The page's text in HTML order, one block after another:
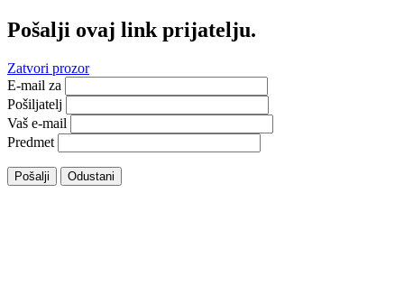
Pošalji ovaj link prijatelju.
Zatvori prozor
E-mail za
Pošiljatelj
Vaš e-mail
Predmet
Pošalji Odustani